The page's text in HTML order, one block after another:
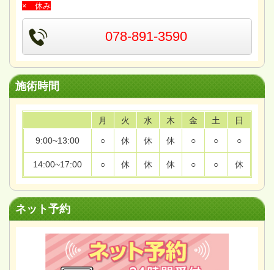
× 休み
078-891-3590
施術時間
月 火 水 木 金 土 日
9:00~13:00 ○ 休 休 休 ○ ○ ○
14:00~17:00 ○ 休 休 休 ○ ○ 休
ネット予約